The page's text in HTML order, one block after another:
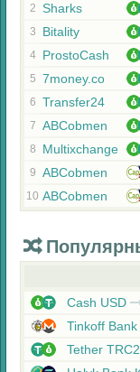
2 Sharks
3 Bitality
4 ProstoCash
5 7money.co
6 Transfer24
7 ABCobmen
8 Multixchange
9 ABCobmen
10 ABCobmen
Cash USD
Tinkoff Bank
Tether